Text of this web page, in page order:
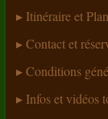
Itinéraire et
Contact et
Conditions
Infos et vidéos